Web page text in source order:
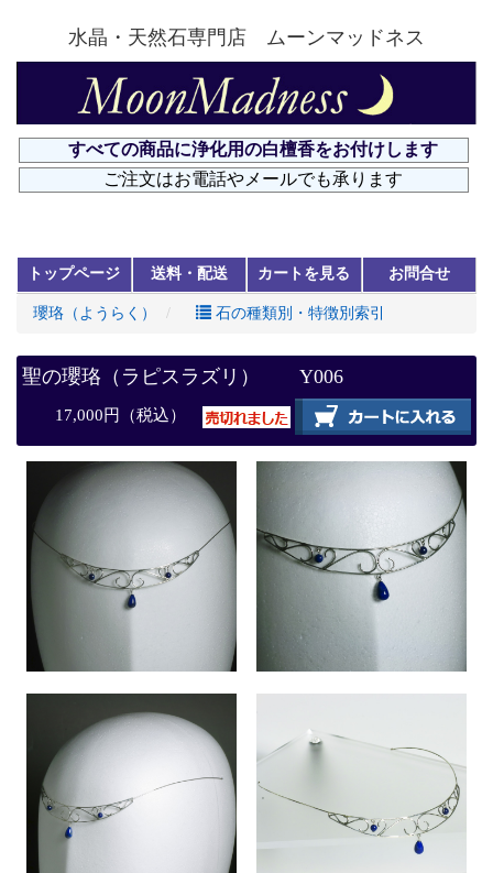
水晶・天然石専門店 ムーンマッドネス
トップページ 送料・配送 カートを見る お問合せ
瓔珞（ようらく） 石の種類別・特徴別索引
聖の瓔珞（ラピスラズリ） Y006
17,000円（税込）